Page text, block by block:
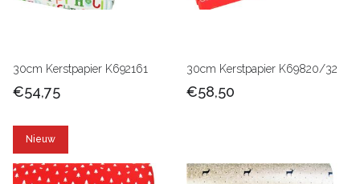
30cm Kerstpapier K692161
€54,75
30cm Kerstpapier K69820/32
€58,50
Nieuw